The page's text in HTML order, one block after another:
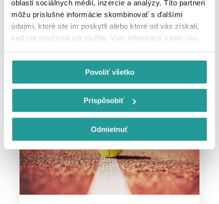
oblasti sociálnych médií, inzercie a analýzy. Títo partneri
môžu príslušné informácie skombinovať s ďalšími
údajmi, ktoré ste im poskytli alebo ktoré od vás získali,
keď ste používali ich služby. Viac informácií o tom ako
Povoliť všetko
Prispôsobiť
Odmietnuť
HBO Max sa mení na Max. Čo priniesli prvé
týždne zmeny?